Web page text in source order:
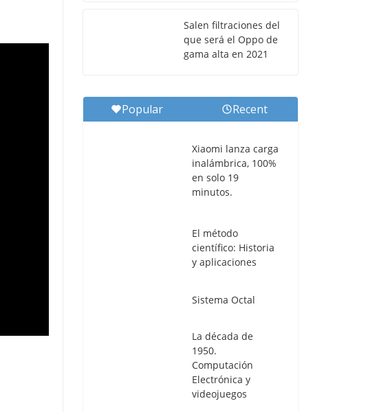
Salen filtraciones del
que será el Oppo de
gama alta en 2021
Popular Recent
Xiaomi lanza carga
inalámbrica, 100%
en solo 19
minutos.
El método
científico: Historia
y aplicaciones
Sistema Octal
La década de
1950.
Computación
Electrónica y
videojuegos